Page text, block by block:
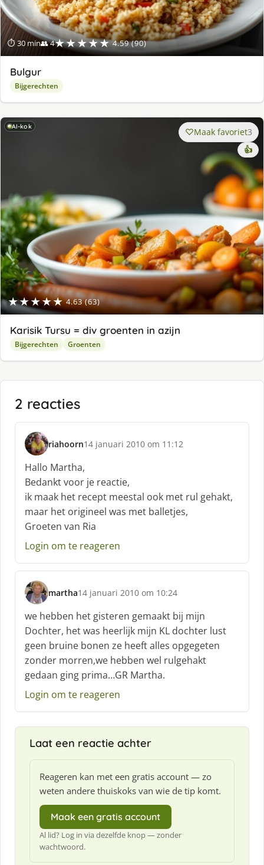
⏱ 30 min👥 4★★★★★ 4.59 (90)
Bulgur
Bijgerechten
AI-kok
★★★★★ 4.63 (63)
Maak favoriet3
👍
Karisik Tursu = div groenten in azijn
Bijgerechten Groenten
2 reacties
riahoorn
s
c
h
r
e
e
f
14 januari 2010 om 11:12
Hallo Martha,
Bedankt voor je reactie,
ik maak het recept meestal ook met rul gehakt,
maar het origineel was met balletjes,
Groeten van Ria
Login om te reageren
martha
s
h
r
e
e
f
14 januari 2010 om 10:24
we hebben het gisteren gemaakt bij mijn
Dochter, het was heerlijk mijn KL dochter lust
geen bruine bonen ze heeft alles opgegeten
zonder morren,we hebben wel rulgehakt
gedaan ging prima…GR Martha.
Login om te reageren
Laat een reactie achter
Reageren kan met een gratis account — zo
weten andere thuiskoks van wie de tip komt.
Maak een gratis account
Al lid? Log in via dezelfde knop — zonder
wachtwoord.